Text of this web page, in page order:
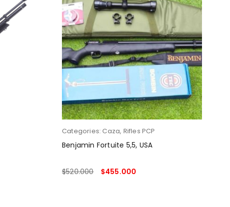
Categories: Caza, Rifles PCP
Benjamin Fortuite 5,5, USA
$520.000 $455.000